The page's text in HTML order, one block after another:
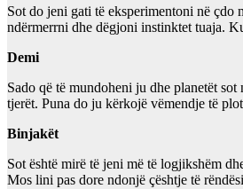
Sot do jeni gati të eksperimentoni në çdo
ndërmerrni dhe dëgjoni instinktet tuaja.
Demi
Sado që të mundoheni ju dhe planetët
tjerët. Puna do ju kërkojë vëmendje të
Binjakët
Sot është mirë të jeni më të logjikshëm
Mos lini pas dore ndonjë çështje të